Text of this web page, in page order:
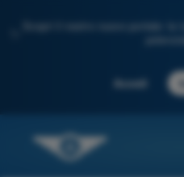
Scopri il nostro nuovo portale: la
Accedi